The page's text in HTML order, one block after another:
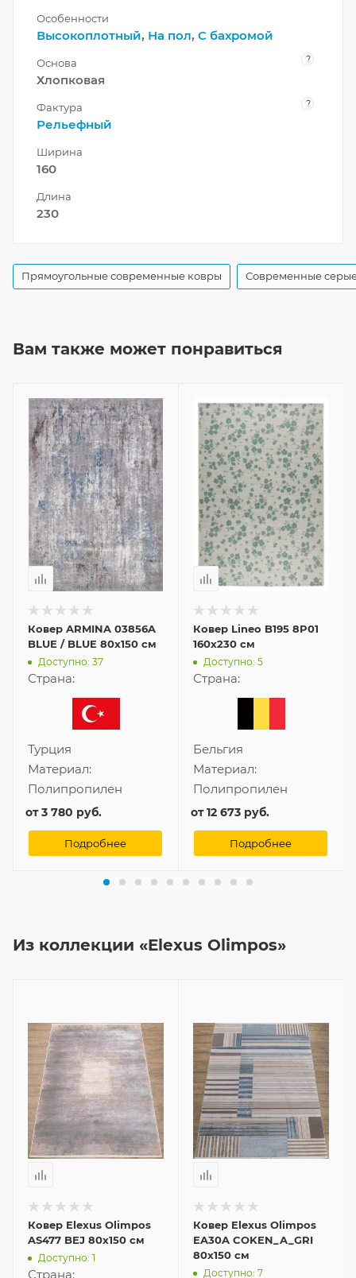
Особенности
Высокоплотный, На пол, С бахромой
Основа ?
Хлопковая
Фактура ?
Рельефный
Ширина
160
Длина
230
Прямоугольные современные ковры Современные
Вам также может понравиться
Ковер ARMINA 03856A
BLUE / BLUE 80x150 см
Доступно: 37
Страна:
Турция
Материал:
Полипропилен
от3 780 руб.
Подробнее
Ковер Lineo B195 8P01
160x230 см
Доступно: 5
Страна:
Бельгия
Материал:
Полипропилен
от12 673 руб.
Подробнее
Из коллекции «Elexus Olimpos»
Ковер Elexus Olimpos
AS477 BEJ 80x150 см
Доступно: 1
Страна:
Ковер Elexus Olimpos
EA30A COKEN_A_GRI
80x150 см
Доступно: 7